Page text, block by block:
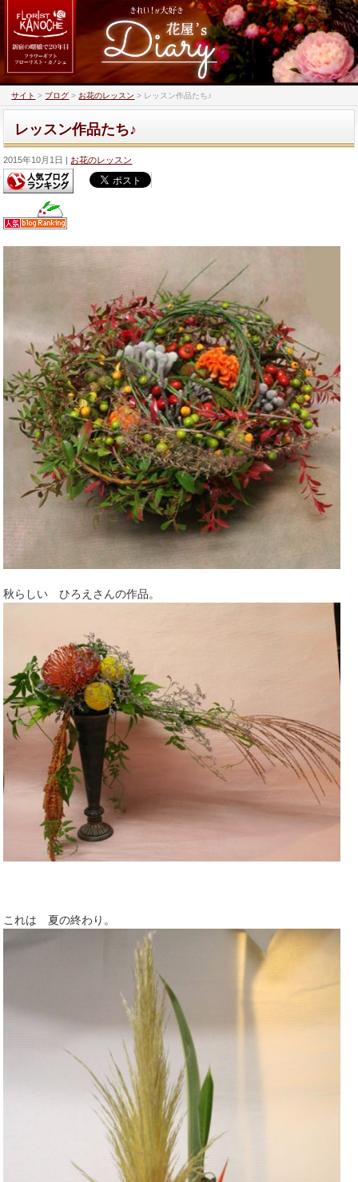
サイト > ブログ >お花のレッスン > レッスン作品たち♪
レッスン作品たち♪
2015年10月1日 お花のレッスン
秋らしい ひろえさんの作品。
これは 夏の終わり。